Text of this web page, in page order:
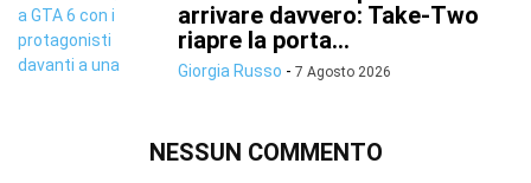
arrivare davvero: Take-Two
riapre la porta...
Giorgia Russo - 7 Agosto 2026
NESSUN COMMENTO